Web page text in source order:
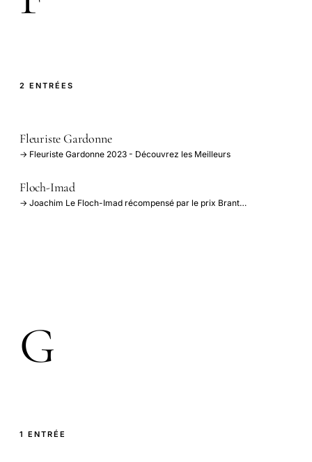
2 ENTRÉES
Fleuriste Gardonne
→ Fleuriste Gardonne 2023 - Découvrez les Meilleurs
Floch-Imad
→ Joachim Le Floch-Imad récompensé par le prix Brant…
G
1 ENTRÉE